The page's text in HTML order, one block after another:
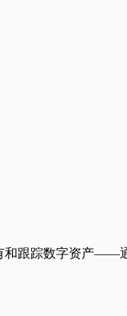
和跟踪数字资产